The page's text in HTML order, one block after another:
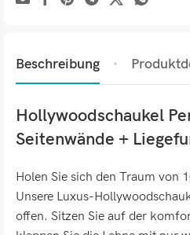
Beschreibung
Hollywoodschaukel
Seitenwände +
Holen Sie sich den Traum von
Unsere Luxus-
offen. Sitzen Sie auf der